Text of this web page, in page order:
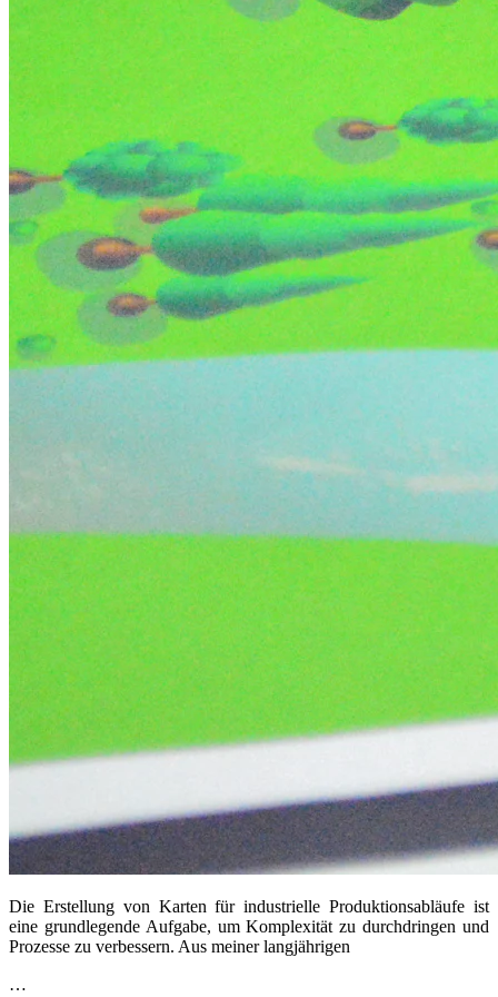
Die Erstellung von Karten für industrielle Produktionsabläufe ist
eine grundlegende Aufgabe, um Komplexität zu durchdringen und
Prozesse zu verbessern. Aus meiner langjährigen
…